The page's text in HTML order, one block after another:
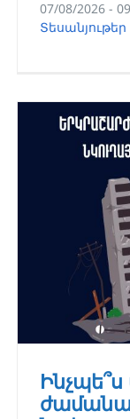
07/08/2026 -
Տեսանյութեր